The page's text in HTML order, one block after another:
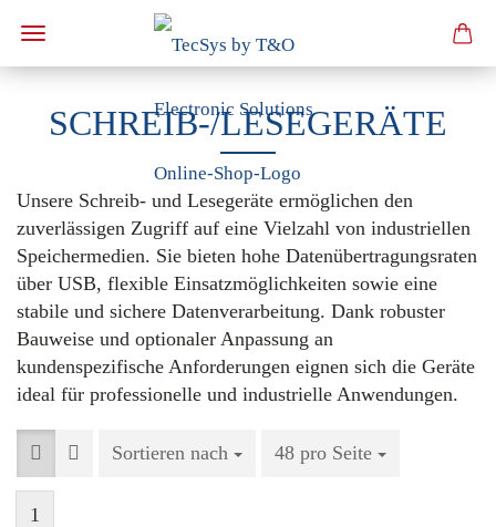
SCHREIB-/LESEGERÄTE
Unsere Schreib- und Lesegeräte ermöglichen den
zuverlässigen Zugriff auf eine Vielzahl von industriellen
Speichermedien. Sie bieten hohe Datenübertragungsraten
über USB, flexible Einsatzmöglichkeiten sowie eine
stabile und sichere Datenverarbeitung. Dank robuster
Bauweise und optionaler Anpassung an
kundenspezifische Anforderungen eignen sich die Geräte
ideal für professionelle und industrielle Anwendungen.
Sortieren nach
Sortieren nach 48 pro Seite
pro Seite
1